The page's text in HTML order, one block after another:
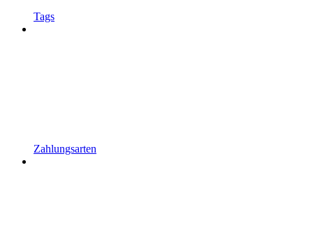
Tags
Zahlungsarten